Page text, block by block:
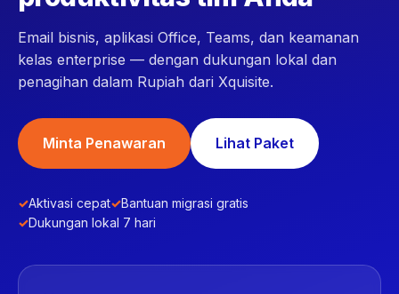
Email bisnis, aplikasi Office, Teams, dan keamanan
kelas enterprise — dengan dukungan lokal dan
penagihan dalam Rupiah dari Xquisite.
Minta Penawaran Lihat Paket
Aktivasi cepat
Bantuan migrasi gratis
Dukungan lokal 7 hari